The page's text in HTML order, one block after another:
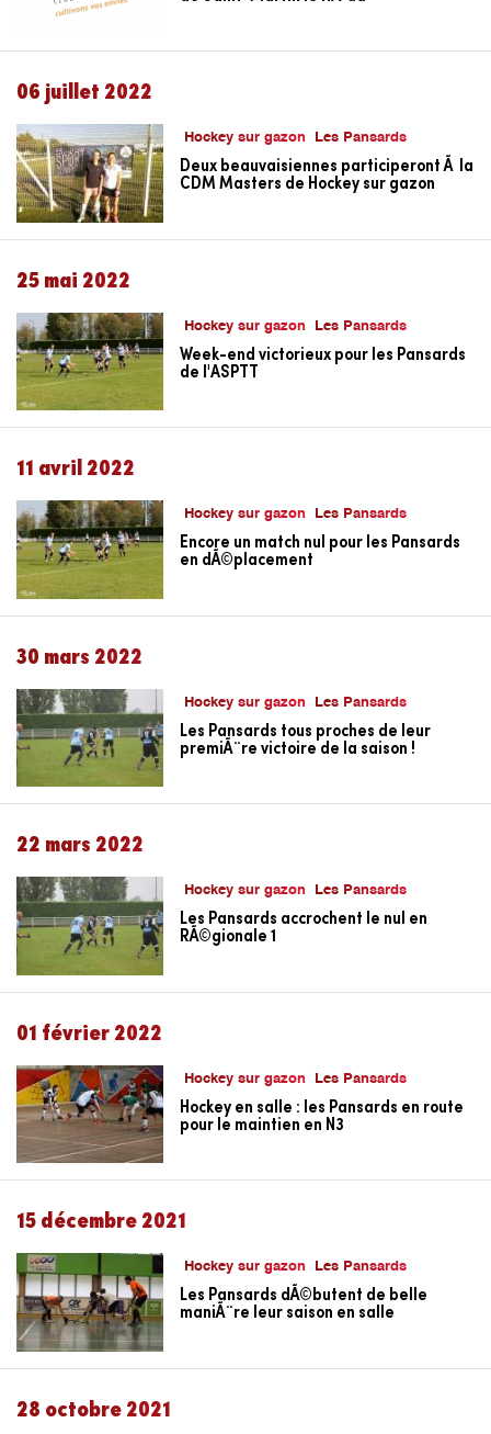
06 juillet 2022
Hockey sur gazon Les Pansards
Deux beauvaisiennes participeront Ã la
CDM Masters de Hockey sur gazon
25 mai 2022
Hockey sur gazon Les Pansards
Week-end victorieux pour les Pansards
de l'ASPTT
11 avril 2022
Hockey sur gazon Les Pansards
Encore un match nul pour les Pansards
en dÃ©placement
30 mars 2022
Hockey sur gazon Les Pansards
Les Pansards tous proches de leur
premiÃ¨re victoire de la saison !
22 mars 2022
Hockey sur gazon Les Pansards
Les Pansards accrochent le nul en
RÃ©gionale 1
01 février 2022
Hockey sur gazon Les Pansards
Hockey en salle : les Pansards en route
pour le maintien en N3
15 décembre 2021
Hockey sur gazon Les Pansards
Les Pansards dÃ©butent de belle
maniÃ¨re leur saison en salle
28 octobre 2021